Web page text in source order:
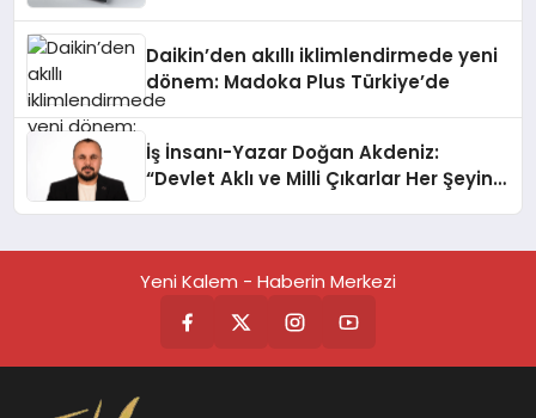
Daikin’den akıllı iklimlendirmede yeni
dönem: Madoka Plus Türkiye’de
İş İnsanı-Yazar Doğan Akdeniz:
“Devlet Aklı ve Milli Çıkarlar Her Şeyin
Yeni Kalem - Haberin Merkezi